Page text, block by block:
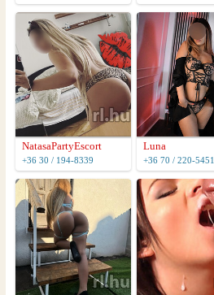
NatasaPartyEscort
+36 30 / 194-8339
Luna
+36 70 / 220-5451